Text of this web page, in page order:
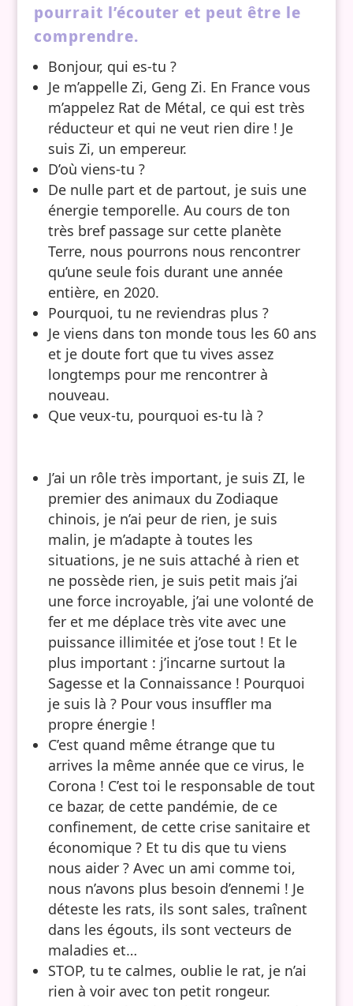
pourrait l’écouter et peut être le
comprendre.
Bonjour, qui es-tu ?
Je m’appelle Zi, Geng Zi. En France vous
m’appelez Rat de Métal, ce qui est très
réducteur et qui ne veut rien dire ! Je
suis Zi, un empereur.
D’où viens-tu ?
De nulle part et de partout, je suis une
énergie temporelle. Au cours de ton
très bref passage sur cette planète
Terre, nous pourrons nous rencontrer
qu’une seule fois durant une année
entière, en 2020.
Pourquoi, tu ne reviendras plus ?
Je viens dans ton monde tous les 60 ans
et je doute fort que tu vives assez
longtemps pour me rencontrer à
nouveau.
Que veux-tu, pourquoi es-tu là ?
J’ai un rôle très important, je suis ZI, le
premier des animaux du Zodiaque
chinois, je n’ai peur de rien, je suis
malin, je m’adapte à toutes les
situations, je ne suis attaché à rien et
ne possède rien, je suis petit mais j’ai
une force incroyable, j’ai une volonté de
fer et me déplace très vite avec une
puissance illimitée et j’ose tout ! Et le
plus important : j’incarne surtout la
Sagesse et la Connaissance ! Pourquoi
je suis là ? Pour vous insuffler ma
propre énergie !
C’est quand même étrange que tu
arrives la même année que ce virus, le
Corona ! C’est toi le responsable de tout
ce bazar, de cette pandémie, de ce
confinement, de cette crise sanitaire et
économique ? Et tu dis que tu viens
nous aider ? Avec un ami comme toi,
nous n’avons plus besoin d’ennemi ! Je
déteste les rats, ils sont sales, traînent
dans les égouts, ils sont vecteurs de
maladies et…
STOP, tu te calmes, oublie le rat, je n’ai
rien à voir avec ton petit rongeur.